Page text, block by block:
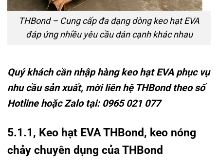
THBond – Cung cấp đa dạng dòng keo hạt EVA
đáp ứng nhiều yêu cầu dán cạnh khác nhau
Quý khách cần nhập hàng keo hạt EVA phục vụ
nhu cầu sản xuất, mời liên hệ THBond theo số
Hotline hoặc Zalo tại: 0965 021 077
5.1.1, Keo hạt EVA THBond, keo nóng
chảy chuyên dụng của THBond